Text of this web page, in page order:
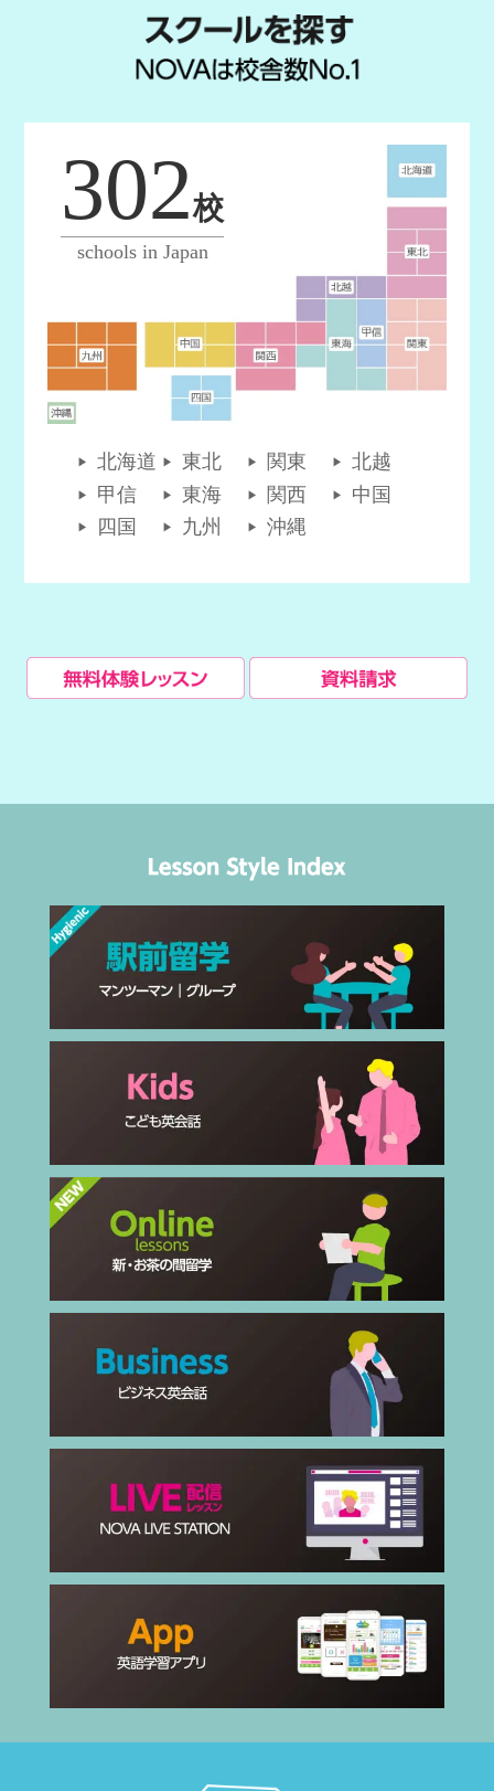
北海道 東北 関東
北越
甲信
東海 関西
中国
四国
九州 沖縄
302校
schools in Japan